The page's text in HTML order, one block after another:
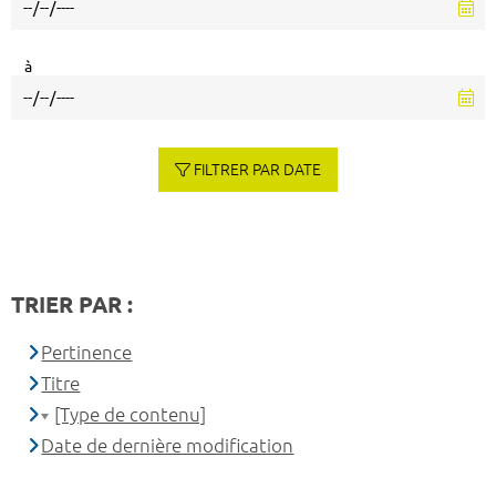
à
FILTRER PAR DATE
TRIER PAR :
Pertinence
Titre
[Type de contenu]
Date de dernière modification